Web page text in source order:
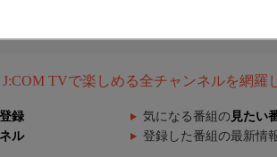
TVで楽しめる全チャンネルを網羅
録 気になる番組の 見たい
ル 登録した番組の最新情